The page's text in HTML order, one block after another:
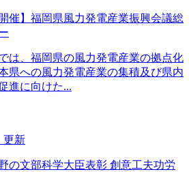
催】福岡県風力発電産業振興会議総
は、福岡県の風力発電産業の拠点化
県への風力発電産業の集積及び県内
進に向けた...
更新
の文部科学大臣表彰 創意工夫功労